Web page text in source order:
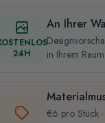
24H
An Ihrer
in Ihrem
€6 pro Stück